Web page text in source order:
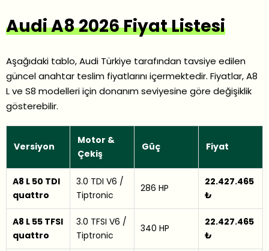
Audi A8 2026 Fiyat Listesi
Aşağıdaki tablo, Audi Türkiye tarafından tavsiye edilen
güncel anahtar teslim fiyatlarını içermektedir. Fiyatlar, A8
L ve S8 modelleri için donanım seviyesine göre değişiklik
gösterebilir.
Versiyon
Motor &
Çekiş
Güç Fiyat
A8 L 50 TDI
quattro
3.0 TDI V6 /
Tiptronic
286 HP
22.427.465
₺
A8 L 55 TFSI
quattro
3.0 TFSI V6 /
Tiptronic
340 HP
22.427.465
₺